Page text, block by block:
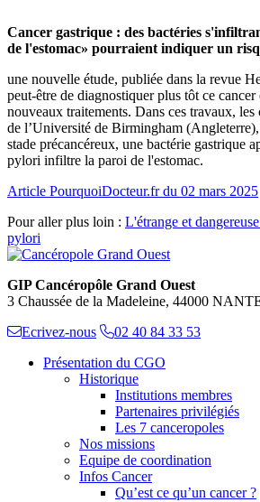
Cancer gastrique : des bactéries
de l'estomac» pourraient indiquer un
une nouvelle étude, publiée dans la revue
peut-être de diagnostiquer plus tôt ce
nouveaux traitements. Dans ces travaux, les
de l’Université de Birmingham
stade précancéreux, une bactérie gastrique
pylori infiltre la paroi de l'estomac.
Article PourquoiDocteur.fr du 02 mars 2025
Pour aller plus loin : L'étrange et
pylori
GIP Cancéropôle Grand Ouest
3 Chaussée de la Madeleine, 44000
Ecrivez-nous
02 40 84 33 53
Présentation du CGO
Historique
Institutions membres
Partenaires privilégiés
Les 7 canceropoles
Nos missions
Equipe de coordination
Infos Cancer
Qu’est ce qu’un cancer ?